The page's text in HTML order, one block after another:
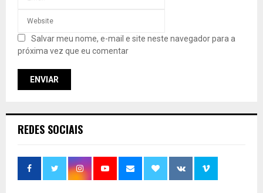
Salvar meu nome, e-mail e site neste navegador para a
próxima vez que eu comentar
REDES SOCIAIS